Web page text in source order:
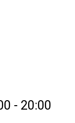
- 20:00